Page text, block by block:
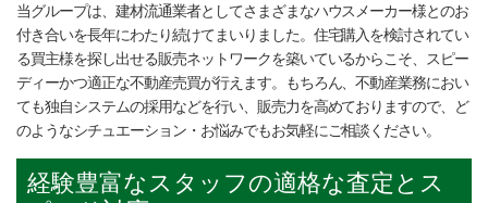
当グループは、建材流通業者としてさまざまなハウスメーカー様とのお
付き合いを長年にわたり続けてまいりました。住宅購入を検討されてい
る買主様を探し出せる販売ネットワークを築いているからこそ、スピー
ディーかつ適正な不動産売買が行えます。もちろん、不動産業務におい
ても独自システムの採用などを行い、販売力を高めておりますので、ど
のようなシチュエーション・お悩みでもお気軽にご相談ください。
経験豊富なスタッフの適格な査定とス